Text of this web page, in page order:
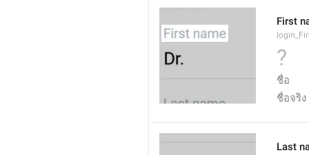
First
?
ชื่อ
ชื่อจริง
Last